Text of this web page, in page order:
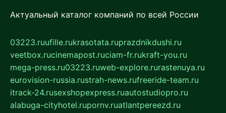
Актуальный каталог компаний по всей России
03223.ruufille.rukrasotata.ruprazdnikdushi.ru
veetbox.rucinemapost.ruciam-fr.rukraft-you.ru
mega-press.ru03223.ruweb-explore.rurastenuya.ru
eurovision-russia.rustrah-news.rufreeride-team.ru
itrack-24.rusexshopexpress.ruautostudiopro.ru
alabuga-cityhotel.rupornv.ruatlantpereezd.ru